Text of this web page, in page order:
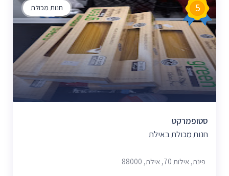
חנות מכולת 5
סטופמרקט
חנות מכולת באילת
פינת, אילות 70, אילת, 88000